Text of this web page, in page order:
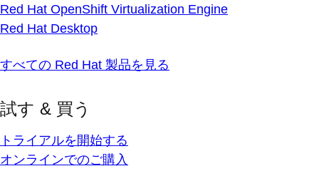
Red Hat OpenShift Virtualization Engine
Red Hat Desktop
すべての Red Hat 製品を見る
試す & 買う
トライアルを開始する
オンラインでのご購入